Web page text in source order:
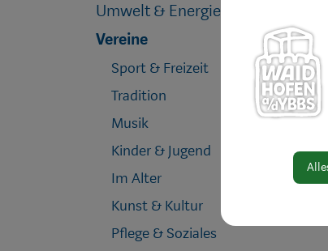
Umwelt & Energie
Vereine
Sport & Freizeit
Tradition
Musik
Kinder & Jugend
Im Alter
Kunst & Kultur
Pflege & Soziales